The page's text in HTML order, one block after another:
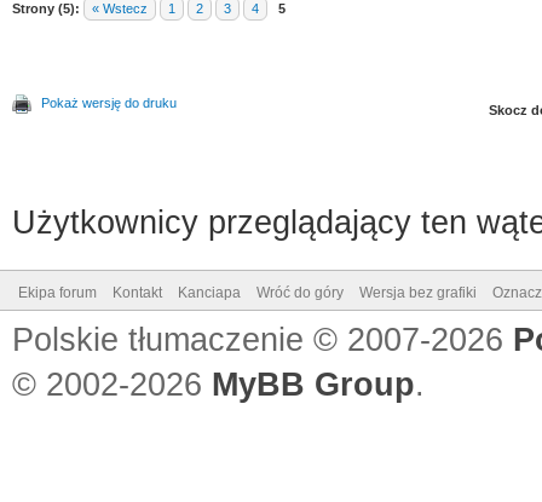
Strony (5): « Wstecz 1 2 3 4 5
Pokaż wersję do druku Skocz
Użytkownicy przeglądający ten
Ekipa forum Kontakt Kanciapa Wróć do góry Wersja bez grafiki
Polskie tłumaczenie © 2007-2026
© 2002-2026 MyBB Group.